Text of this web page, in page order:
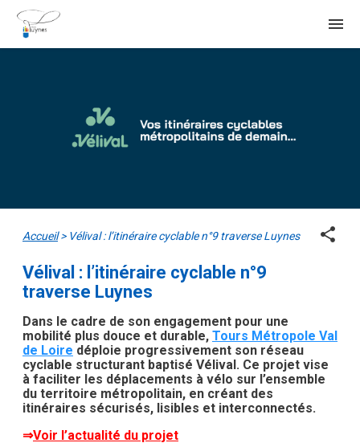
menu
Accueil> Vélival : l’itinéraire cyclable n°9 traverse Luynes share
Vélival : l’itinéraire cyclable n°9
traverse Luynes
Dans le cadre de son engagement pour une
mobilité plus douce et durable, Tours Métropole Val
de Loire déploie progressivement son réseau
cyclable structurant baptisé Vélival. Ce projet vise
à faciliter les déplacements à vélo sur l’ensemble
du territoire métropolitain, en créant des
itinéraires sécurisés, lisibles et interconnectés.
⇒Voir l’actualité du projet